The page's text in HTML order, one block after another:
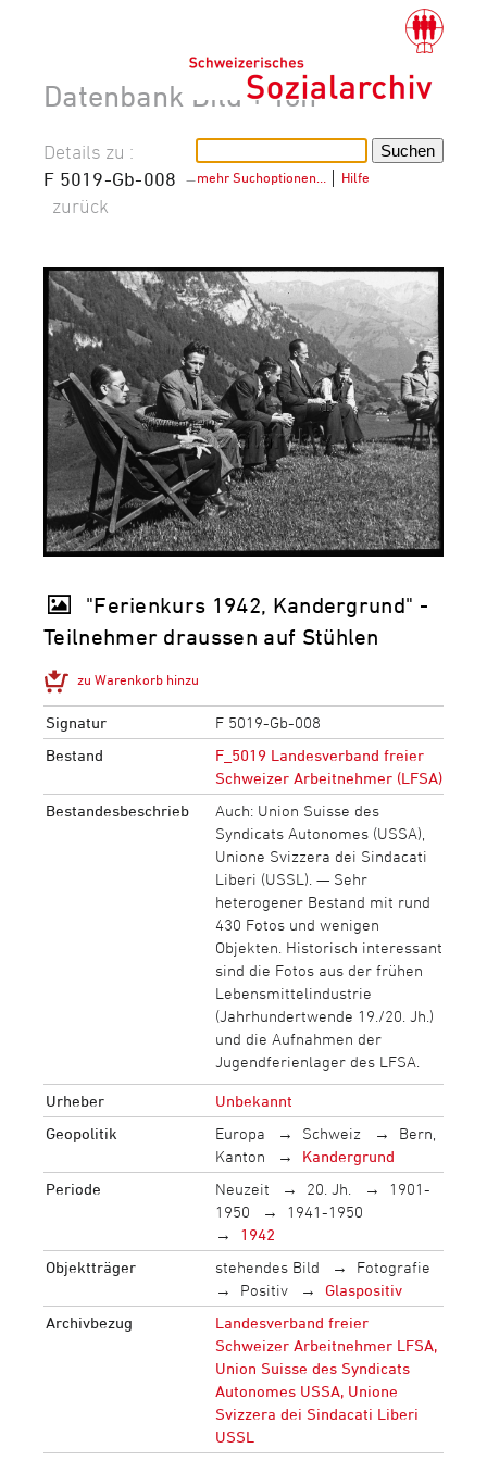
Datenbank Bild + Ton
mehr Suchoptionen… Hilfe
Details zu :
F 5019-Gb-008 –
zurück
"Ferienkurs 1942, Kandergrund" -
Teilnehmer draussen auf Stühlen
zu Warenkorb hinzu
Signatur
F 5019-Gb-008
Bestand
F_5019 Landesverband freier
Schweizer Arbeitnehmer (LFSA)
Bestandesbeschrieb
Auch: Union Suisse des
Syndicats Autonomes (USSA),
Unione Svizzera dei Sindacati
Liberi (USSL). — Sehr
heterogener Bestand mit rund
430 Fotos und wenigen
Objekten. Historisch interessant
sind die Fotos aus der frühen
Lebensmittelindustrie
(Jahrhundertwende 19./20. Jh.)
und die Aufnahmen der
Jugendferienlager des LFSA.
Urheber
Unbekannt
Geopolitik
Europa Schweiz
Bern,
Kanton
Kandergrund
Periode
Neuzeit 20. Jh.
1901-
1950
1941-1950
1942
Objektträger
stehendes Bild
Fotografie
Positiv
Glaspositiv
Archivbezug
Landesverband freier
Schweizer Arbeitnehmer LFSA,
Union Suisse des Syndicats
Autonomes USSA, Unione
Svizzera dei Sindacati Liberi
USSL